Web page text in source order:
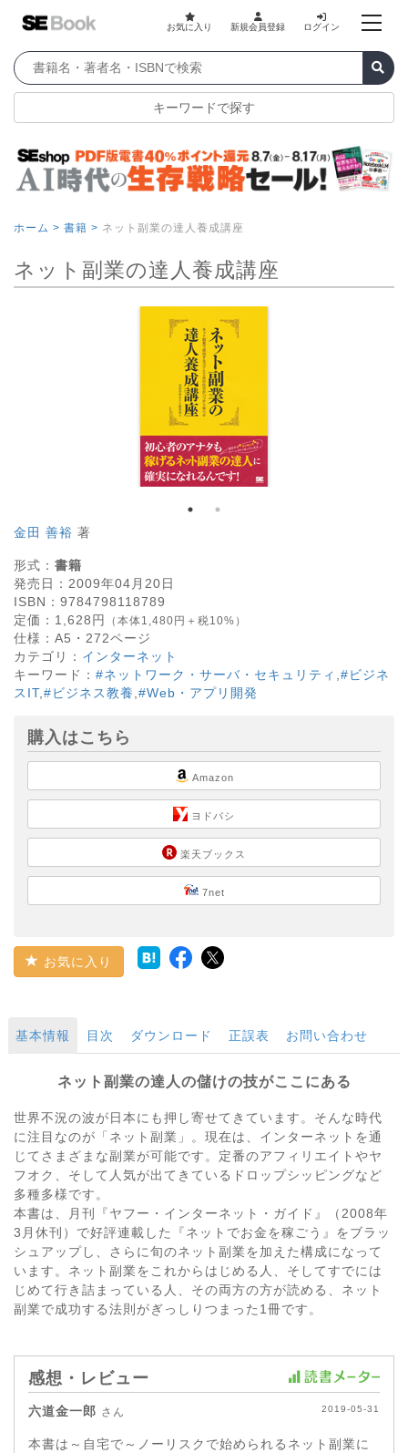
お気に入り 新規会員登録 ログイン
キーワードで探す
ホーム > 書籍 > ネット副業の達人養成講座
ネット副業の達人養成講座
金田 善裕 著
形式： 書籍
発売日： 2009年04月20日
ISBN： 9784798118789
定価： 1,628 円 （本体1,480円＋税10%）
仕様： A5・ 272ページ
カテゴリ： インターネット
キーワード： #ネットワーク・サーバ・セキュリティ #ビジネ
スIT, #ビジネス教養 #Web・アプリ開発
購入はこちら
Amazon
ヨドバシ
楽天ブックス
7net
お気に入り
基本情報 目次 ダウンロード 正誤表 お問い合わせ
ネット副業の達人の儲けの技がここにある
世界不況の波が日本にも押し寄せてきています。そんな時代
に注目なのが「ネット副業」。現在は、インターネットを通
じてさまざまな副業が可能です。定番のアフィリエイトやヤ
フオク、そして人気が出てきているドロップシッピングなど
多種多様です。
本書は、月刊『ヤフー・インターネット・ガイド』（2008年
3月休刊）で好評連載した『ネットでお金を稼ごう』をブラッ
シュアップし、さらに旬のネット副業を加えた構成になって
います。ネット副業をこれからはじめる人、そしてすでには
じめて行き詰まっている人、その両方の方が読める、ネット
副業で成功する法則がぎっしりつまった1冊です。
感想・レビュー
六道金一郎 さん 2019-05-31
本書は～自宅で～ノーリスクで始められるネット副業に